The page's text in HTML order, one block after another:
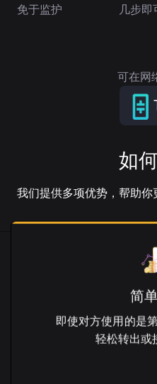
免于监护 几步即
可在网
如
我们提供多项优势，帮助你
简
即使对方使用的是
轻松转出或